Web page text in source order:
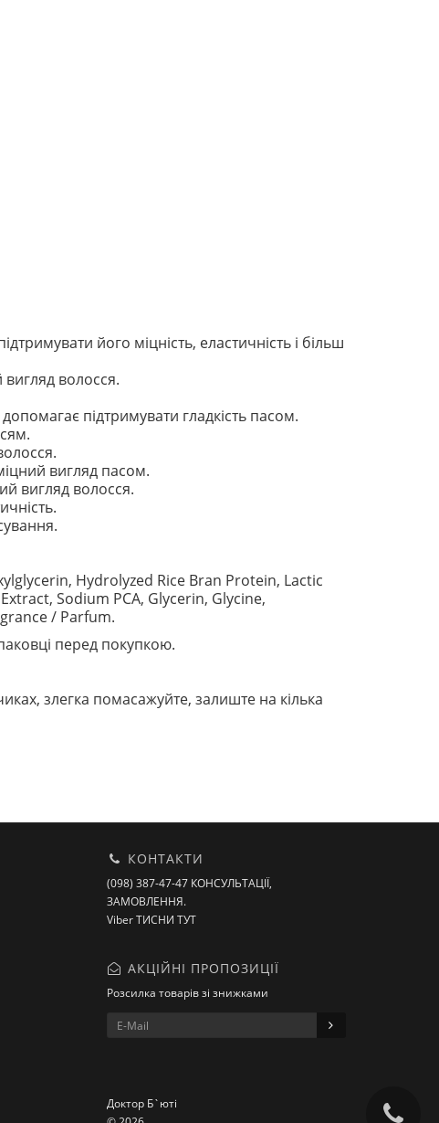
його міцність, еластичність і більш
волосся.
підтримувати гладкість пасом.
вигляд пасом.
вигляд волосся.
Hydrolyzed Rice Bran Protein, Lactic
Sodium PCA, Glycerin, Glycine,
/ Parfum.
перед покупкою.
злегка помасажуйте, залиште на кілька
КОНТАКТИ
(098) 387-47-47 КОНСУЛЬТАЦІЇ,
ЗАМОВЛЕННЯ.
Viber ТИСНИ ТУТ
АКЦІЙНІ ПРОПОЗИЦІЇ
Розсилка товарів зі знижками
Доктор Б`юті